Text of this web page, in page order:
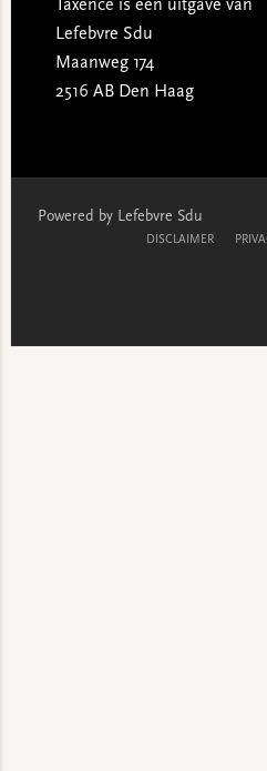
Taxence is een uitgave van
Lefebvre Sdu
Maanweg 174
2516 AB Den Haag
Powered by Lefebvre Sdu
DISCLAIMER